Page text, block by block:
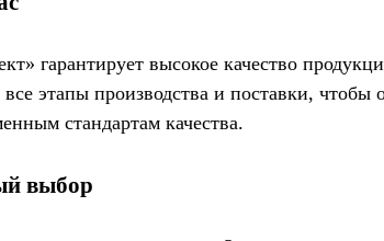
гарантирует высокое качество
этапы производства и поставки,
стандартам качества.
выбор